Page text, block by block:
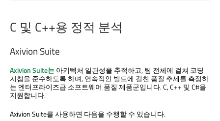
C 및 C++용 정적 분석
Axivion Suite
Axivion Suite는아키텍처 일관성을 추적하고, 팀 전체에 걸쳐 코딩
지침을 준수하도록 하며, 연속적인 빌드에 걸친 품질 추세를 측정하
는 엔터프라이즈급 소프트웨어 품질 제품군입니다. C, C++ 및 C#을
지원합니다.
Axivion Suite를 사용하면 다음을 수행할 수 있습니다.